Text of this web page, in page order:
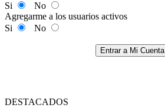
Si
No
Agregarme a los usuarios activos
Si
No
Entrar a Mi Cuenta
DESTACADOS